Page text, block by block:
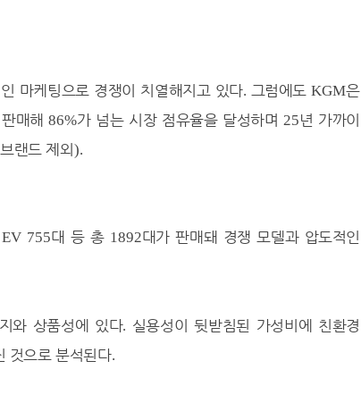
마케팅으로 경쟁이 치열해지고 있다. 그럼에도KGM은
판매해86%가 넘는 시장 점유율을 달성하며 25년 가까이
랜드 제외 ).
EV 755대 등 총 1892대가 판매돼 경쟁 모델과 압도적인
와 상품성에 있다. 실용성이 뒷받침된 가성비에 친환경
것으로 분석된다.